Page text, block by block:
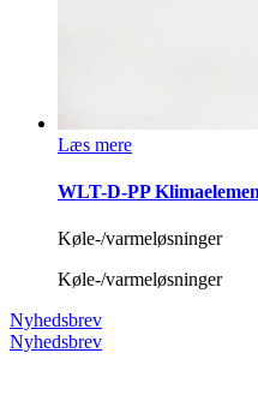
Læs mere
WLT-D-PP
Køle-/varmeløsninger
Køle-/varmeløsninger
Nyhedsbrev
Nyhedsbrev